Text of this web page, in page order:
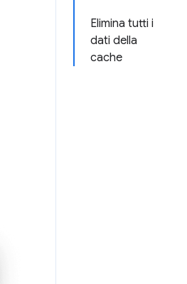
Elimina tutti i
dati della
cache